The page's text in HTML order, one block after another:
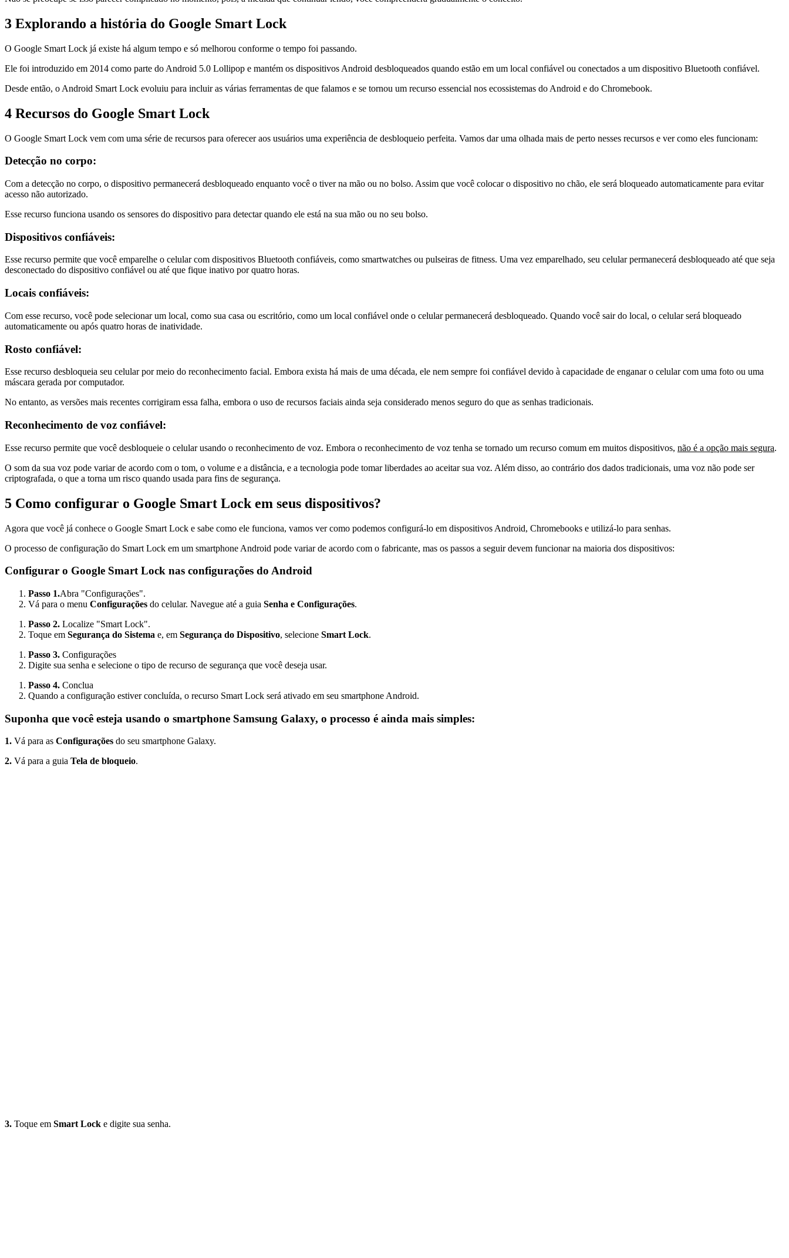
3 Explorando a história do Google Smart Lock
O Google Smart Lock já existe há algum tempo e só melhorou conforme o tempo foi passando.
Ele foi introduzido em 2014 como parte do Android 5.0 Lollipop e mantém os dispositivos Android desbloqueados quando estão em um local confiável ou conectados a um dispositivo Bluetooth confiável.
Desde então, o Android Smart Lock evoluiu para incluir as várias ferramentas de que falamos e se tornou um recurso essencial nos ecossistemas do Android e do Chromebook.
4 Recursos do Google Smart Lock
O Google Smart Lock vem com uma série de recursos para oferecer aos usuários uma experiência de desbloqueio perfeita. Vamos dar uma olhada mais de perto nesses recursos e ver como eles funcionam:
Detecção no corpo:
Com a detecção no corpo, o dispositivo permanecerá desbloqueado enquanto você o tiver na mão ou no bolso. Assim que você colocar o dispositivo no chão, ele será bloqueado automaticamente para evitar
acesso não autorizado.
Esse recurso funciona usando os sensores do dispositivo para detectar quando ele está na sua mão ou no seu bolso.
Dispositivos confiáveis:
Esse recurso permite que você emparelhe o celular com dispositivos Bluetooth confiáveis, como smartwatches ou pulseiras de fitness. Uma vez emparelhado, seu celular permanecerá desbloqueado até que seja
desconectado do dispositivo confiável ou até que fique inativo por quatro horas.
Locais confiáveis:
Com esse recurso, você pode selecionar um local, como sua casa ou escritório, como um local confiável onde o celular permanecerá desbloqueado. Quando você sair do local, o celular será bloqueado
automaticamente ou após quatro horas de inatividade.
Rosto confiável:
Esse recurso desbloqueia seu celular por meio do reconhecimento facial. Embora exista há mais de uma década, ele nem sempre foi confiável devido à capacidade de enganar o celular com uma foto ou uma
máscara gerada por computador.
No entanto, as versões mais recentes corrigiram essa falha, embora o uso de recursos faciais ainda seja considerado menos seguro do que as senhas tradicionais.
Reconhecimento de voz confiável:
Esse recurso permite que você desbloqueie o celular usando o reconhecimento de voz. Embora o reconhecimento de voz tenha se tornado um recurso comum em muitos dispositivos, não é a opção mais segura.
O som da sua voz pode variar de acordo com o tom, o volume e a distância, e a tecnologia pode tomar liberdades ao aceitar sua voz. Além disso, ao contrário dos dados tradicionais, uma voz não pode ser
criptografada, o que a torna um risco quando usada para fins de segurança.
5 Como configurar o Google Smart Lock em seus dispositivos?
Agora que você já conhece o Google Smart Lock e sabe como ele funciona, vamos ver como podemos configurá-lo em dispositivos Android, Chromebooks e utilizá-lo para senhas.
O processo de configuração do Smart Lock em um smartphone Android pode variar de acordo com o fabricante, mas os passos a seguir devem funcionar na maioria dos dispositivos:
Configurar o Google Smart Lock nas configurações do Android
Passo 1.Abra "Configurações".
Vá para o menu Configurações do celular. Navegue até a guia Senha e Configurações.
Passo 2. Localize "Smart Lock".
Toque em Segurança do Sistema e, em Segurança do Dispositivo, selecione Smart Lock.
Passo 3. Configurações
Digite sua senha e selecione o tipo de recurso de segurança que você deseja usar.
Passo 4. Conclua
Quando a configuração estiver concluída, o recurso Smart Lock será ativado em seu smartphone Android.
Suponha que você esteja usando o smartphone Samsung Galaxy, o processo é ainda mais simples:
1. Vá para as Configurações do seu smartphone Galaxy.
2. Vá para a guia Tela de bloqueio.
3. Toque em Smart Lock e digite sua senha.